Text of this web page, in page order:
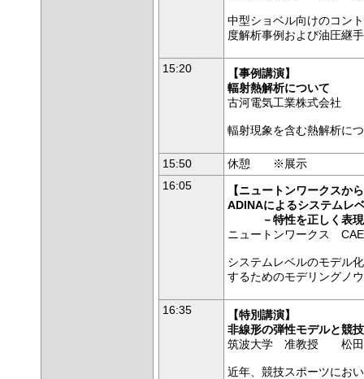
中型ショベル向けのコン
度解析事例および油圧継
15:20
【事例講演】
輻射熱解析について
古河電気工業株式会
輻射現象を含む熱解析に
15:50 休憩
※展示
16:05
【ニュートンワークスか
ADINAによるシステムレ
－特性を正しく表現
ニュートンワークス
システムレベルのモデル
するためのモデリングノ
16:35
【特別講演】
非線形の弾性モデルと競
筑波大学 准教授 松
近年、競技スポーツにお